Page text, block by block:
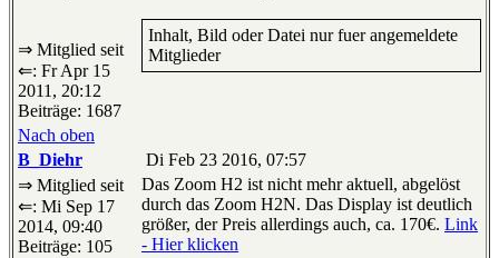
⇒ Mitglied seit
⇐: Fr Apr 15
2011, 20:12
Beiträge: 1687
Inhalt, Bild oder Datei nur fuer angemeldete
Mitglieder
Nach oben
B_Diehr
Di Feb 23 2016, 07:57
⇒ Mitglied seit
⇐: Mi Sep 17
2014, 09:40
Beiträge: 105
Das Zoom H2 ist nicht mehr aktuell, abgelöst
durch das Zoom H2N. Das Display ist deutlich
größer, der Preis allerdings auch, ca. 170€. Link
- Hier klicken